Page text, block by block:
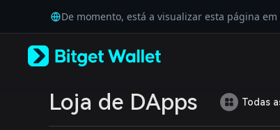
Tiếng Việt
Русский
Español (Latinoamérica)
De momento, está a visualizar esta página em
Loja de DApps Todas